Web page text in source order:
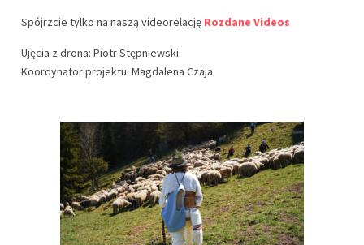
Spójrzcie tylko na naszą videorelację Rozdane Videos
Ujęcia z drona: Piotr Stępniewski
Koordynator projektu: Magdalena Czaja